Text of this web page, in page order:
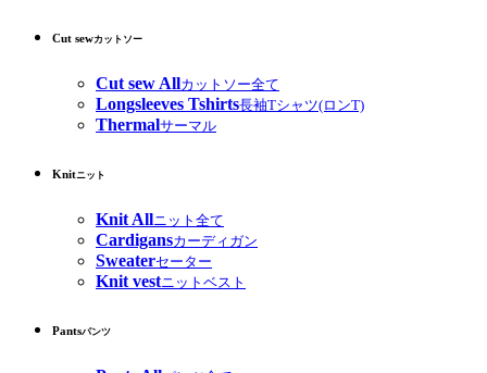
Cut sewカットソー
Cut sew Allカットソー全て
Longsleeves Tshirts長袖Tシャツ(ロンT)
Thermalサーマル
Knitニット
Knit Allニット全て
Cardigansカーディガン
Sweaterセーター
Knit vestニットベスト
Pantsパンツ